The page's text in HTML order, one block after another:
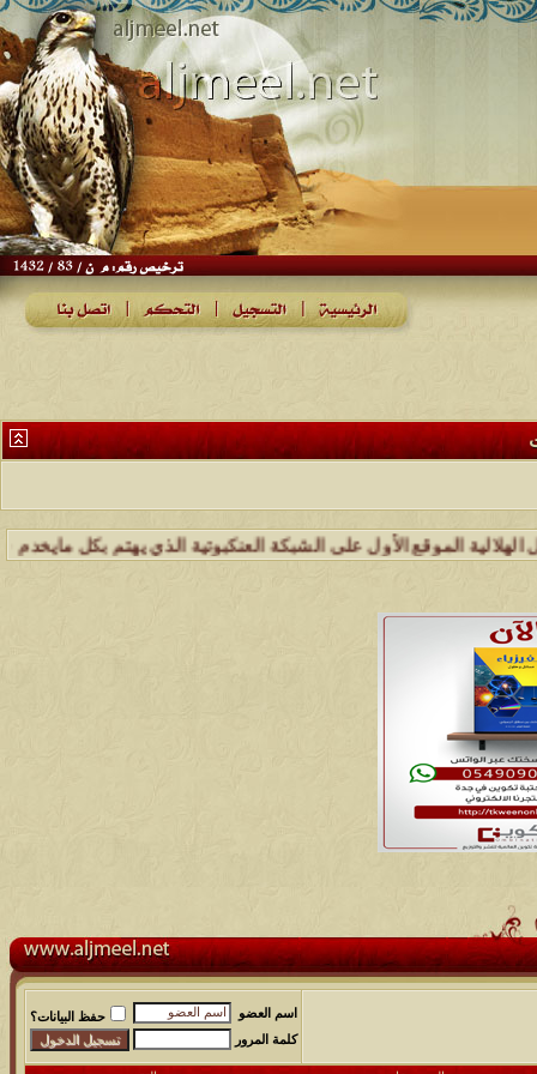
الأول على الشبكة العنكبوتية الذي يهتم بكل مايخدم قبيلة
اسم العضو
حفظ البيانات؟
كلمة المرور